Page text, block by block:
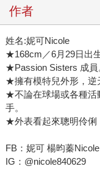
作者
姓名:妮可Nicole
★168cm／6月29日出
★Passion Sisters 成員
★擁有模特兒外形，逆
★不論在球場或各種活
手。
★外表看起來聰明伶俐
FB：妮可 楊昀蓁Nicole
IG：@nicole840629